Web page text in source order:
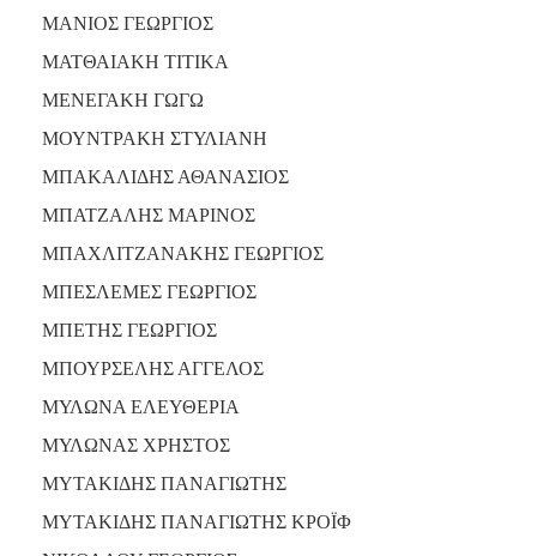
ΜΑΝΙΟΣ ΓΕΩΡΓΙΟΣ
ΜΑΤΘΑΙΑΚΗ ΤΙΤΙΚΑ
ΜΕΝΕΓΑΚΗ ΓΩΓΩ
ΜΟΥΝΤΡΑΚΗ ΣΤΥΛΙΑΝΗ
ΜΠΑΚΑΛΙΔΗΣ ΑΘΑΝΑΣΙΟΣ
ΜΠΑΤΖΑΛΗΣ ΜΑΡΙΝΟΣ
ΜΠΑΧΛΙΤΖΑΝΑΚΗΣ ΓΕΩΡΓΙΟΣ
ΜΠΕΣΛΕΜΕΣ ΓΕΩΡΓΙΟΣ
ΜΠΕΤΗΣ ΓΕΩΡΓΙΟΣ
ΜΠΟΥΡΣΕΛΗΣ ΑΓΓΕΛΟΣ
ΜΥΛΩΝΑ ΕΛΕΥΘΕΡΙΑ
ΜΥΛΩΝΑΣ ΧΡΗΣΤΟΣ
ΜΥΤΑΚΙΔΗΣ ΠΑΝΑΓΙΩΤΗΣ
ΜΥΤΑΚΙΔΗΣ ΠΑΝΑΓΙΩΤΗΣ ΚΡΟΪΦ